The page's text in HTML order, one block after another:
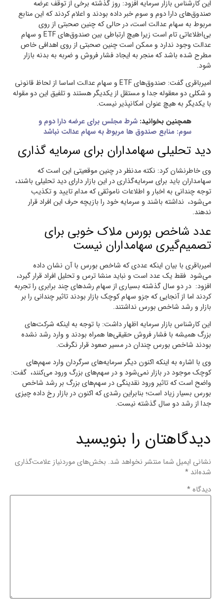
این کارشناس بازار سرمایه افزود: روز گذشته برخی از توقف عرضه
صندوق‌های دارا دوم و سوم خبر داده بودند و اعلام کردند که این منابع
مربوط به سهام عدالت است، در حالی که چنین صحبتی از روی
بی‌اطلاعاتی تام است زیرا هیچ ارتباطی بین صندوق‌های ETF و سهام
عدالت وجود ندارد و ممکن است چنین صحبتی از روی اهدافی خاص
مطرح شده باشد که منجر به ایجاد فشار فروش و ضربه به بدنه بازار
شود.
امیرباقری گفت: صندوق‌های ETF و سهام عدالت اساسا از لحاظ قانونی
و شکلی دو معقوله جدا و مستقل از یکدیگر هستند و تلفیق این دو مقوله
با یکدیگر به هیچ عنوان امکانپذیر نیست.
همچنین بخوانید: شرط مجلس برای عرضه دارا دوم و
سوم: منابع صندوق ها مربوط به سهام عدالت نباشد
دید تحلیلی سهامداران برای سرمایه گذاری
وی خاطرنشان کرد: نکته مدنظر در چنین موقعیتی این است که
سهامداران باید برای سرمایه‌گذاری در این بازار دارای دید تحلیلی باشند،
توجه چندانی به اخبار و اطلاعات ناموثقی که مدام تایید و تکذیب
می‌شود، نداشته باشند و سرمایه خود را بازیچه حرف این افراد قرار
ندهند.
عدد شاخص بورس ملاک خوبی برای
تصمیم‌گیری سهامداران نیست
امیرباقری با بیان اینکه عددی که شاخص بورس با آن نشان داده
می‌شود فقط یک عدد است و نباید منشا ترس و تحلیل افراد قرار گیرد،
افزود: در دو سال گذشته بسیاری از سهام رشدهای چند برابری را تجربه
کردند اما از آنجایی که جزو سهام کوچک بازار بودند تاثیر چندانی را بر
بازار و رشد شاخص بورس نداشتند.
این کارشناس بازار سرمایه اظهار داشت: با توجه به اینکه شرکت‌های
بزرگ همیشه با فشار فروش حقیقی‌ها همراه بودند و وارد رشد نشده
بودند شاخص بورس چندان در مسیر صعود قرار نگرفت.
وی با اشاره به اینکه اکنون دیگر سرمایه‌های سرگردان وارد سهم‌های
کوچک موجود در بازار نمی‌شود و در سهم‌های بزرگ ورود می‌کنند، گفت:
واضح است که تاثیر ورود نقدینگی در سهم‌های بزرگ بر رشد شاخص
بورس بسیار زیاد است؛ بنابراین رشدی که اکنون در بازار رخ داده چیزی
جدا از رشد دو سال گذشته نیست.
دیدگاهتان را بنویسید
نشانی ایمیل شما منتشر نخواهد شد. بخش‌های موردنیاز علامت‌گذاری
شده‌اند *
دیدگاه *